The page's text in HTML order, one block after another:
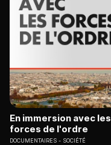
En immersion avec les
forces de l'ordre
DOCUMENTAIRES SOCIÉTÉ